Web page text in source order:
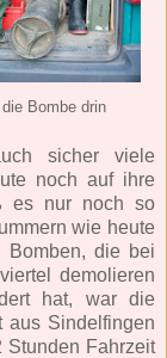
Bombe drin
sicher viele
noch auf ihre
es nur noch so
wie heute
die bei
demolieren
hat, war die
aus Sindelfingen
Stunden Fahrzeit